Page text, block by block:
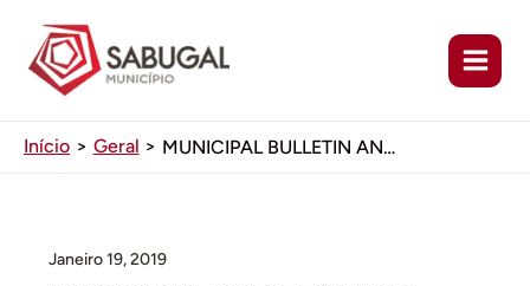
conteúdo
Início Geral MUNICIPAL BULLETIN AND AGENDA AT THE DISTANCE OF A CLICK
Janeiro 19, 2019